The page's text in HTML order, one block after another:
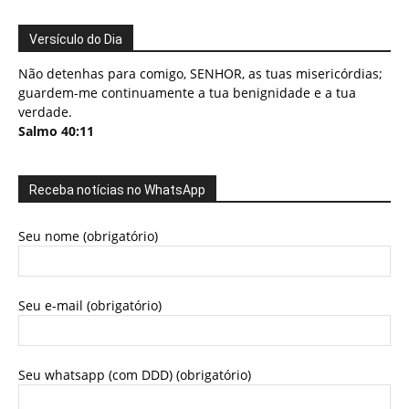
Versículo do Dia
Não detenhas para comigo, SENHOR, as tuas misericórdias;
guardem-me continuamente a tua benignidade e a tua
verdade.
Salmo 40:11
Receba notícias no WhatsApp
Seu nome (obrigatório)
Seu e-mail (obrigatório)
Seu whatsapp (com DDD) (obrigatório)